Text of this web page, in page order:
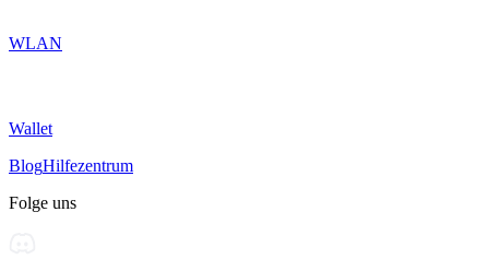
WLAN
Wallet
BlogHilfezentrum
Folge uns